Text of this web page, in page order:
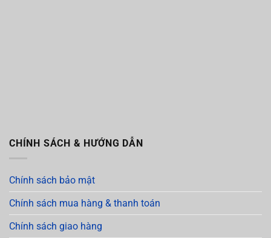
CHÍNH SÁCH & HƯỚNG DẪN
Chính sách bảo mật
Chính sách mua hàng & thanh toán
Chính sách giao hàng